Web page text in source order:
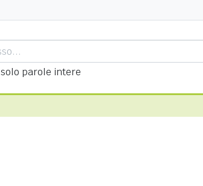
solo parole intere